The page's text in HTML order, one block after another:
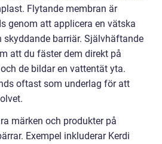
Flytande membran är
genom att applicera en vätska
skyddande barriär. Självhäftande
att du fäster dem direkt på
de bildar en vattentät yta.
oftast som underlag för att
märken och produkter på
Exempel inkluderar Kerdi